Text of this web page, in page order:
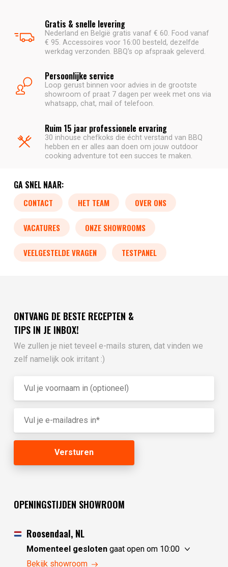
Gratis & snelle levering
Nederland en België gratis vanaf € 60. Food vanaf
€ 95. Accessoires voor 16:00 besteld, dezelfde
werkdag verzonden. BBQ's op afspraak geleverd.
Persoonlijke service
Loop gerust binnen voor advies in de grootste
showroom of praat 7 dagen per week met ons via
whatsapp, chat, mail of telefoon.
Ruim 15 jaar professionele ervaring
30 inhouse chefkoks die écht verstand van BBQ
hebben en er alles aan doen om jouw outdoor
cooking adventure tot een succes te maken.
GA SNEL NAAR:
CONTACT HET TEAM OVER ONS
VACATURES ONZE SHOWROOMS
VEELGESTELDE VRAGEN TESTPANEL
ONTVANG DE BESTE RECEPTEN &
TIPS IN JE INBOX!
We zullen je niet teveel e-mails sturen, dat vinden we
zelf namelijk ook irritant :)
OPENINGSTIJDEN SHOWROOM
Roosendaal, NL
Momenteel geslotengaat open om 10:00
zaterdag
Bekijk showroom